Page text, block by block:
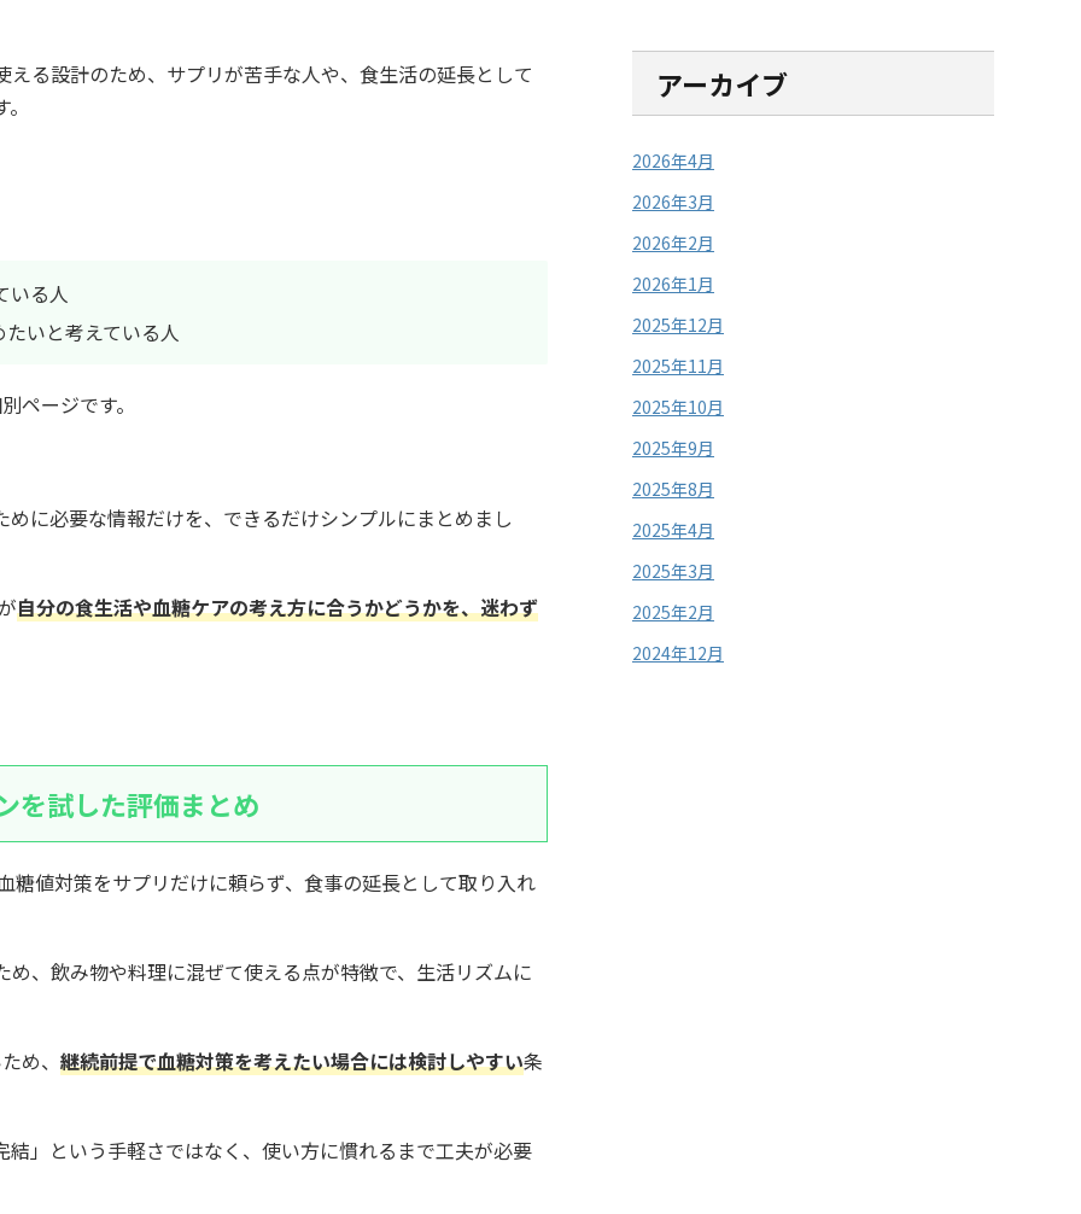
る設計のため、サプリが苦手な人や、食生活の延長として
いる人
いと考えている人
ページです。
に必要な情報だけを、できるだけシンプルにまとめまし
自分の食生活や血糖ケアの考え方に合うかどうかを、迷わず
を試した評価まとめ
糖値対策をサプリだけに頼らず、食事の延長として取り入れ
、飲み物や料理に混ぜて使える点が特徴で、生活リズムに
め、 継続前提で血糖対策を考えたい場合には検討しやすい条
」という手軽さではなく、使い方に慣れるまで工夫が必要
アーカイブ
2026年4月
2026年3月
2026年2月
2026年1月
2025年12月
2025年11月
2025年10月
2025年9月
2025年8月
2025年4月
2025年3月
2025年2月
2024年12月